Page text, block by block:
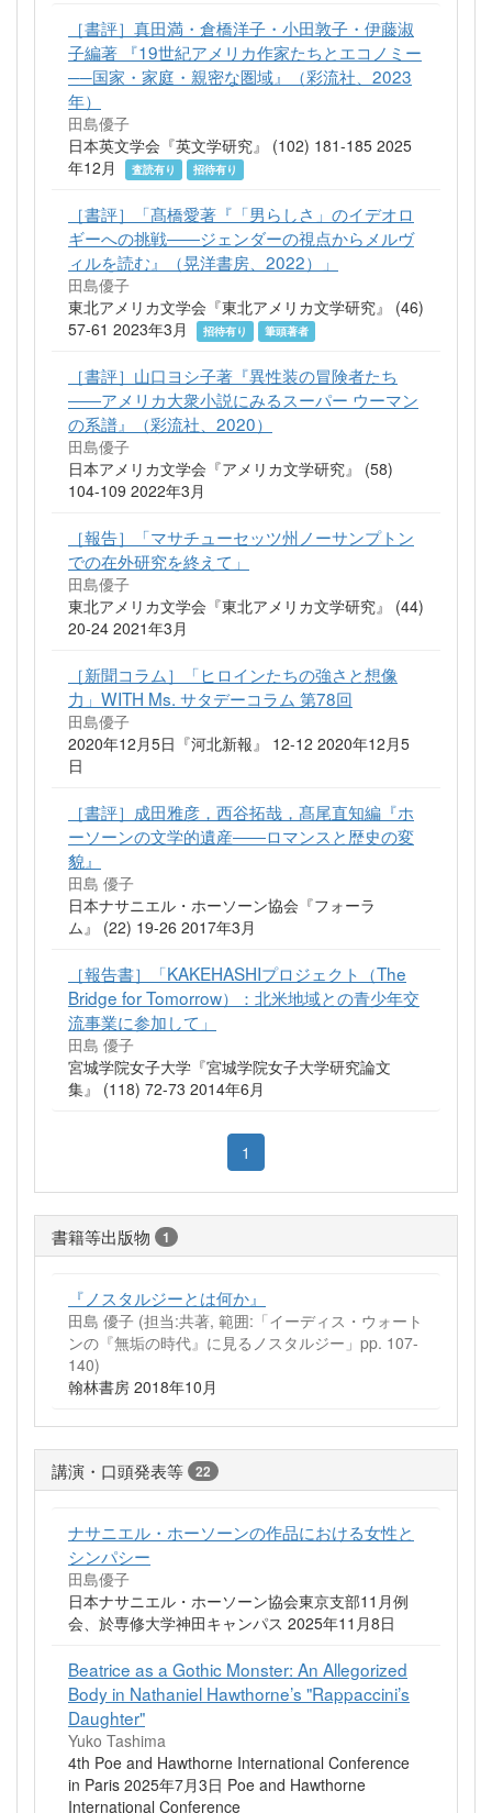
［書評］真田満・倉橋洋子・小田敦子・伊藤淑
子編著 『19世紀アメリカ作家たちとエコノミー
──国家・家庭・親密な圏域』（彩流社、2023
年）
田島優子
日本英文学会『英文学研究』 (102) 181-185 2025
年12月
査読有り 招待有り
［書評］「髙橋愛著『「男らしさ」のイデオロ
ギーへの挑戦――ジェンダーの視点からメルヴ
ィルを読む』（晃洋書房、2022）」
田島優子
東北アメリカ文学会『東北アメリカ文学研究』 (46)
57-61 2023年3月
招待有り 筆頭著者
［書評］山口ヨシ子著『異性装の冒険者たち
――アメリカ大衆小説にみるスーパー ウーマン
の系譜』（彩流社、2020）
田島優子
日本アメリカ文学会『アメリカ文学研究』 (58)
104-109 2022年3月
［報告］「マサチューセッツ州ノーサンプトン
での在外研究を終えて」
田島優子
東北アメリカ文学会『東北アメリカ文学研究』 (44)
20-24 2021年3月
［新聞コラム］「ヒロインたちの強さと想像
力」WITH Ms. サタデーコラム 第78回
田島優子
2020年12月5日『河北新報』 12-12 2020年12月5
日
［書評］成田雅彦，西谷拓哉，髙尾直知編『ホ
ーソーンの文学的遺産――ロマンスと歴史の変
貌』
田島 優子
日本ナサニエル・ホーソーン協会『フォーラ
ム』 (22) 19-26 2017年3月
［報告書］「KAKEHASHIプロジェクト（The
Bridge for Tomorrow）：北米地域との青少年交
流事業に参加して」
田島 優子
宮城学院女子大学『宮城学院女子大学研究論文
集』 (118) 72-73 2014年6月
1
書籍等出版物 1
『ノスタルジーとは何か』
田島 優子 (担当:共著, 範囲:「イーディス・ウォート
ンの『無垢の時代』に見るノスタルジー」pp. 107-
140)
翰林書房 2018年10月
講演・口頭発表等 22
ナサニエル・ホーソーンの作品における女性と
シンパシー
田島優子
日本ナサニエル・ホーソーン協会東京支部11月例
会、於専修大学神田キャンパス 2025年11月8日
Beatrice as a Gothic Monster: An Allegorized
Body in Nathaniel Hawthorne’s "Rappaccini’s
Daughter"
Yuko Tashima
4th Poe and Hawthorne International Conference
in Paris 2025年7月3日 Poe and Hawthorne
International Conference